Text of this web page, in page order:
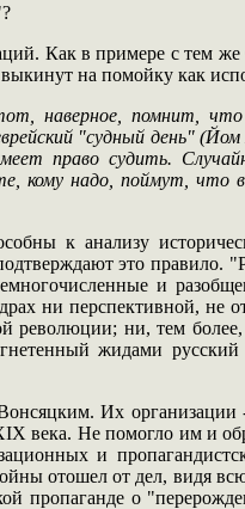
Как в примере с тем
на помойку как
помнит, что
"судный день"
право судить.
кому надо, поймут,
к анализу
это правило.
и
ни перспективной,
революции; ни, тем
жидами
Их
века. Не помогло им и
и
отошел от дел, видя
пропаганде о